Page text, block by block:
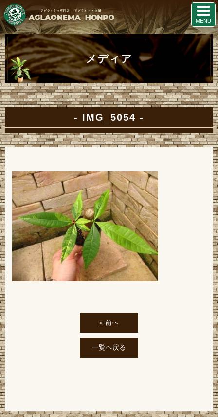
メディア
IMG_5054
« 前へ
一覧へ戻る